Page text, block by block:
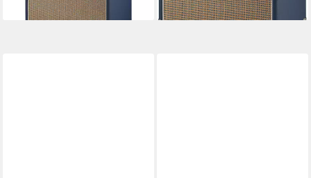
lieferbar - in 3-4 Werktagen bei dir
lieferbar - in 3-4 Werktagen bei dir